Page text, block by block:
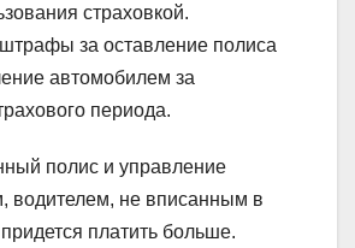
страховкой.
за оставление полиса
автомобилем за
периода.
полис и управление
водителем, не вписанным в
платить больше.